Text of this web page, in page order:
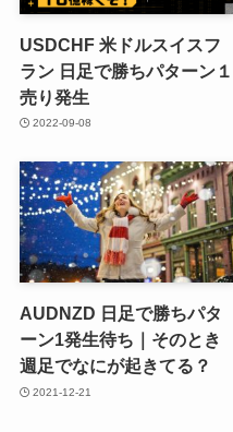
USDCHF 米ドルスイスフ
ラン 日足で勝ちパターン１
売り発生
2022-09-08
AUDNZD 日足で勝ちパタ
ーン1発生待ち｜そのとき
週足でなにが起きてる？
2021-12-21